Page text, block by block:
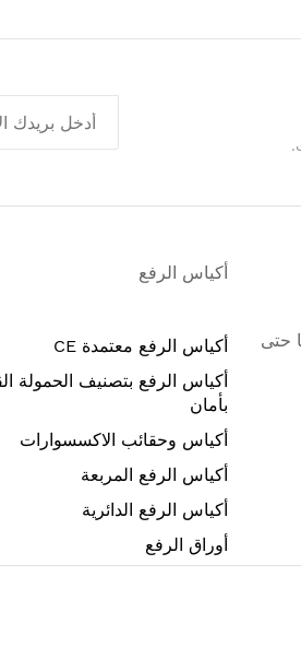
من الساعة 9 صباحًا حتى
أكياس الرفع
أكياس الرفع معتمدة CE
أكياس الرفع بتصنيف الحمولة
بأمان
أكياس وحقائب الاكسسوارات
أكياس الرفع المربعة
أكياس الرفع الدائرية
أوراق الرفع